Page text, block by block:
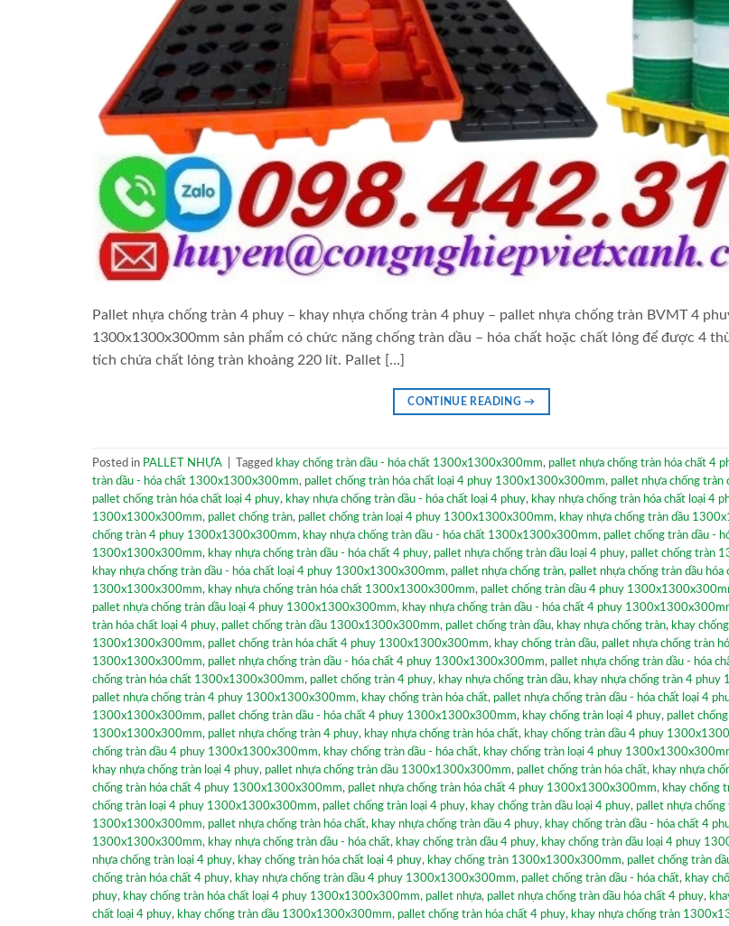
Pallet nhựa chống tràn 4 phuy – khay nhựa chống tràn 4 phuy – pallet nhựa chống tràn BVMT 4
1300x1300x300mm sản phẩm có chức năng chống tràn dầu – hóa chất hoặc chất lỏng để được 4
tích chứa chất lỏng tràn khoảng 220 lít. Pallet […]
CONTINUE READING→
Posted in PALLET NHỰA Tagged khay chống tràn dầu - hóa chất 1300x1300x300mm, pallet nhựa chống tràn hóa chất 4
tràn dầu - hóa chất 1300x1300x300mm, pallet chống tràn hóa chất loại 4 phuy 1300x1300x300mm, pallet nhựa chống tràn
pallet chống tràn hóa chất loại 4 phuy, khay nhựa chống tràn dầu - hóa chất loại 4 phuy, khay nhựa chống tràn hóa chất loại 4
1300x1300x300mm, pallet chống tràn, pallet chống tràn loại 4 phuy 1300x1300x300mm, khay nhựa chống tràn dầu
chống tràn 4 phuy 1300x1300x300mm, khay nhựa chống tràn dầu - hóa chất 1300x1300x300mm, pallet chống tràn dầu -
1300x1300x300mm, khay nhựa chống tràn dầu - hóa chất 4 phuy, pallet nhựa chống tràn dầu loại 4 phuy, pallet chống tràn
khay nhựa chống tràn dầu - hóa chất loại 4 phuy 1300x1300x300mm, pallet nhựa chống tràn, pallet nhựa chống tràn dầu hóa
1300x1300x300mm, khay nhựa chống tràn hóa chất 1300x1300x300mm, pallet chống tràn dầu 4 phuy
pallet nhựa chống tràn dầu loại 4 phuy 1300x1300x300mm, khay nhựa chống tràn dầu - hóa chất 4 phuy
tràn hóa chất loại 4 phuy, pallet chống tràn dầu 1300x1300x300mm, pallet chống tràn dầu, khay nhựa chống tràn, khay
1300x1300x300mm, pallet chống tràn hóa chất 4 phuy 1300x1300x300mm, khay chống tràn dầu, pallet nhựa chống tràn
1300x1300x300mm, pallet nhựa chống tràn dầu - hóa chất 4 phuy 1300x1300x300mm, pallet nhựa chống tràn dầu - hóa
chống tràn hóa chất 1300x1300x300mm, pallet chống tràn 4 phuy, khay nhựa chống tràn dầu, khay nhựa chống tràn 4
pallet nhựa chống tràn 4 phuy 1300x1300x300mm, khay chống tràn hóa chất, pallet nhựa chống tràn dầu - hóa chất loại 4
1300x1300x300mm, pallet chống tràn dầu - hóa chất 4 phuy 1300x1300x300mm, khay chống tràn loại 4 phuy, pallet
1300x1300x300mm, pallet nhựa chống tràn 4 phuy, khay nhựa chống tràn hóa chất, khay chống tràn dầu 4 phuy
chống tràn dầu 4 phuy 1300x1300x300mm, khay chống tràn dầu - hóa chất, khay chống tràn loại 4 phuy
khay nhựa chống tràn loại 4 phuy, pallet nhựa chống tràn dầu 1300x1300x300mm, pallet chống tràn hóa chất, khay nhựa
chống tràn hóa chất 4 phuy 1300x1300x300mm, pallet nhựa chống tràn hóa chất 4 phuy 1300x1300x300mm, khay chống
chống tràn loại 4 phuy 1300x1300x300mm, pallet chống tràn loại 4 phuy, khay chống tràn dầu loại 4 phuy, pallet nhựa chống
1300x1300x300mm, pallet nhựa chống tràn hóa chất, khay nhựa chống tràn dầu 4 phuy, khay chống tràn dầu - hóa chất 4
1300x1300x300mm, khay nhựa chống tràn dầu - hóa chất, khay chống tràn dầu 4 phuy, khay chống tràn dầu loại 4 phuy
nhựa chống tràn loại 4 phuy, khay chống tràn hóa chất loại 4 phuy, khay chống tràn 1300x1300x300mm, pallet chống tràn
chống tràn hóa chất 4 phuy, khay nhựa chống tràn dầu 4 phuy 1300x1300x300mm, pallet chống tràn dầu - hóa chất, khay
phuy, khay chống tràn hóa chất loại 4 phuy 1300x1300x300mm, pallet nhựa, pallet nhựa chống tràn dầu hóa chất 4 phuy,
chất loại 4 phuy, khay chống tràn dầu 1300x1300x300mm, pallet chống tràn hóa chất 4 phuy, khay nhựa chống tràn